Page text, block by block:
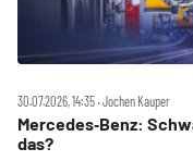
30.07.2026, 14:35 ‧ Jochen Kauper
Mercedes‑Benz:
das?